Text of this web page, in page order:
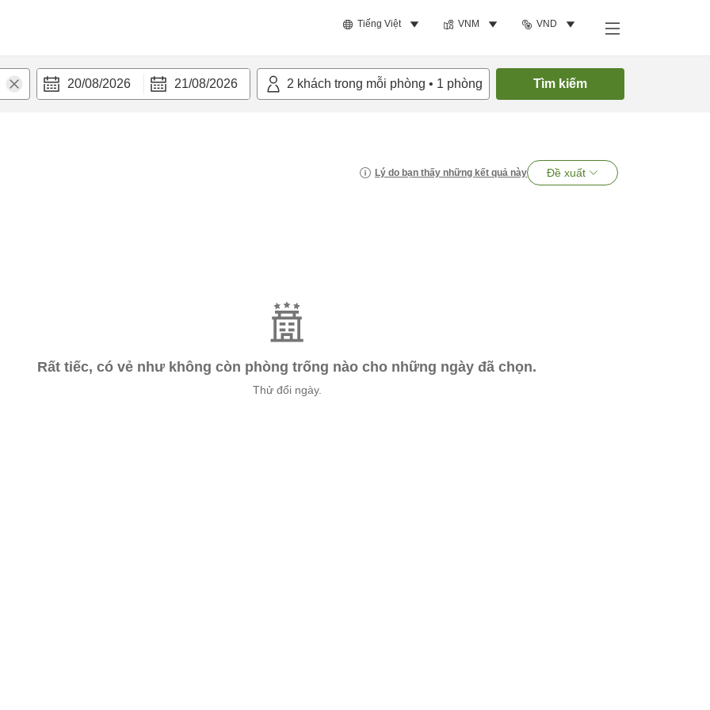
Tiếng Việt VNM VND
20/08/2026 21/08/2026 2 khách trong mỗi phòng • 1 phòng Tìm kiếm
Lý do bạn thấy những kết quả này Đề xuất
Rất tiếc, có vẻ như không còn phòng trống nào cho những ngày đã chọn.
Thử đổi ngày.